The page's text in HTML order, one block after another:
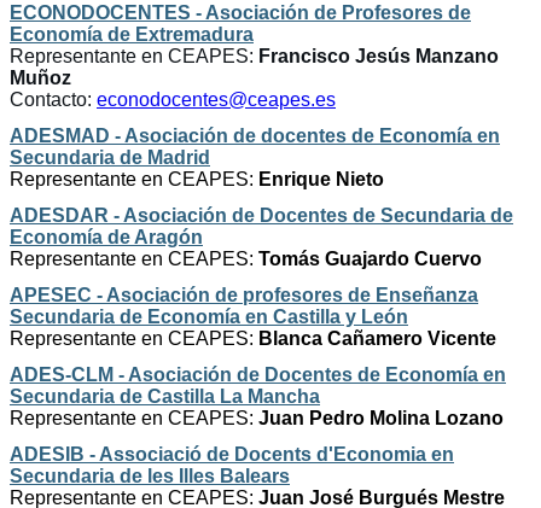
ECONODOCENTES - Asociación de Profesores de
Economía de Extremadura
Representante en CEAPES: Francisco Jesús Manzano
Muñoz
Contacto: econodocentes@ceapes.es
ADESMAD - Asociación de docentes de Economía en
Secundaria de Madrid
Representante en CEAPES: Enrique Nieto
ADESDAR - Asociación de Docentes de Secundaria de
Economía de Aragón
Representante en CEAPES: Tomás Guajardo Cuervo
APESEC - Asociación de profesores de Enseñanza
Secundaria de Economía en Castilla y León
Representante en CEAPES: Blanca Cañamero Vicente
ADES-CLM - Asociación de Docentes de Economía en
Secundaria de Castilla La Mancha
Representante en CEAPES: Juan Pedro Molina Lozano
ADESIB - Associació de Docents d'Economia en
Secundaria de les Illes Balears
Representante en CEAPES: Juan José Burgués Mestre